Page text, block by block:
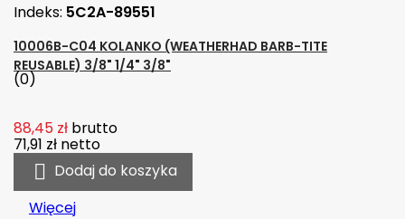
Indeks: 5C2A-89551
10006B-C04 KOLANKO (WEATHERHAD BARB-TITE
REUSABLE) 3/8" 1/4" 3/8"
(0)
88,45 zł brutto
71,91 zł netto
 Dodaj do koszyka
Więcej